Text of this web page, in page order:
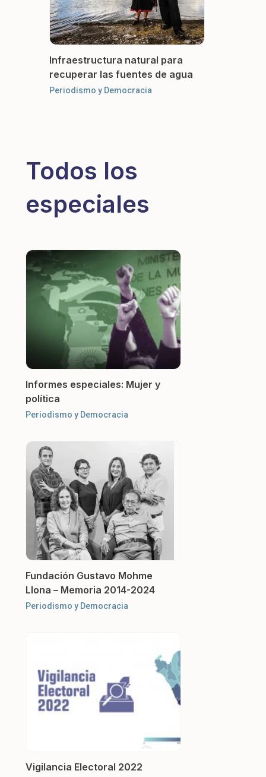
Infraestructura natural para
recuperar las fuentes de agua
Periodismo y Democracia
Todos los
especiales
Informes especiales: Mujer y
política
Periodismo y Democracia
Fundación Gustavo Mohme
Llona – Memoria 2014-2024
Periodismo y Democracia
Vigilancia Electoral 2022